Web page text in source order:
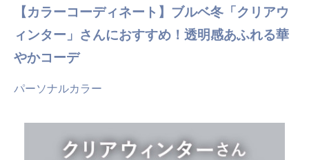
【カラーコーディネート】ブルベ冬「クリアウ
ィンター」さんにおすすめ！透明感あふれる華
やかコーデ
パーソナルカラー